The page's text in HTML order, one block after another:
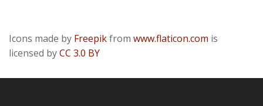
Icons made by Freepikfrom www.flaticon.com is
licensed byCC 3.0 BY